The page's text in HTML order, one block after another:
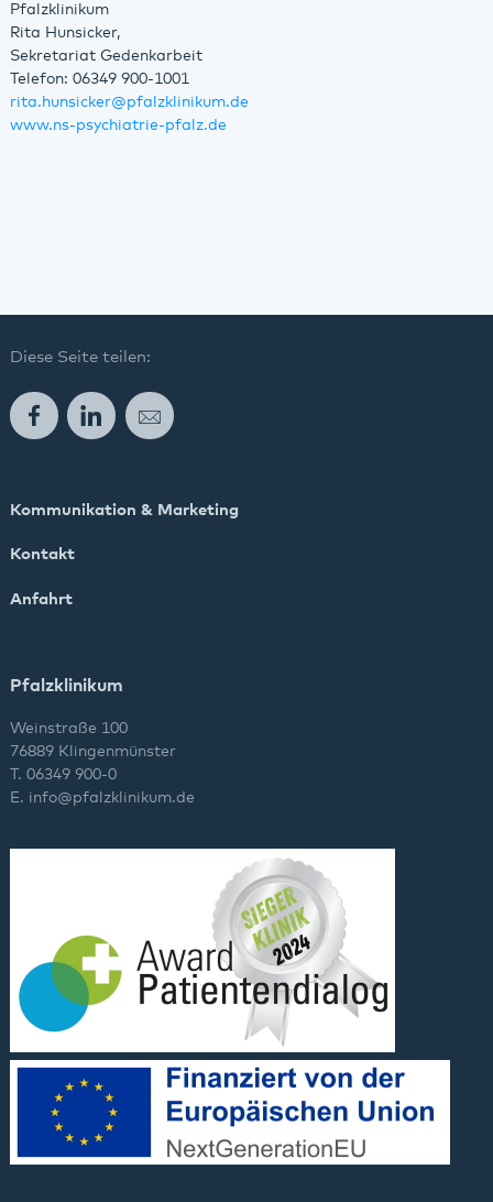
Pfalzklinikum
Rita Hunsicker,
Sekretariat Gedenkarbeit
Telefon: 06349 900-1001
rita.hunsicker@pfalzklinikum.de
www.ns-psychiatrie-pfalz.de
Diese Seite teilen:
FacebookLinkedInE-Mail
Kommunikation & Marketing
Kontakt
Anfahrt
Pfalzklinikum
Weinstraße 100
76889 Klingenmünster
T. 06349 900-0
E. info@pfalzklinikum.de